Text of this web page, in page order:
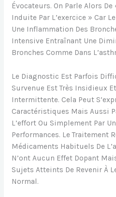
Évocateurs. On Parle Alors
Induite Par L’exercice » Car
Une Inflammation Des
Intensive Entraînant Une
Bronches Comme Dans
Le Diagnostic Est Parfois
Survenue Est Très Insidieux
Intermittente. Cela Peut
Caractéristiques Mais Aussi
L’effort Ou Simplement Par
Performances. Le Traitement
Médicaments Habituels De
N’ont Aucun Effet Dopant
Sujets Atteints De Revenir À
Normal.